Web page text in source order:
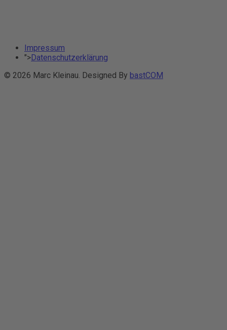
Impressum
">Datenschutzerklärung
© 2026 Marc Kleinau. Designed By bastCOM